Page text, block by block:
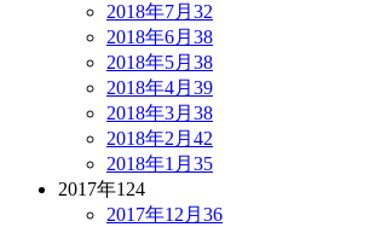
2018年7月 32
2018年6月 38
2018年5月 38
2018年4月 39
2018年3月 38
2018年2月 42
2018年1月 35
2017年124
2017年12月 36